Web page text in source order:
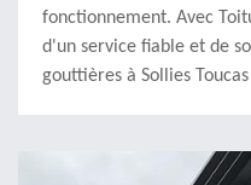
fonctionnement. Avec
d'un service fiable et de
gouttières à Sollies